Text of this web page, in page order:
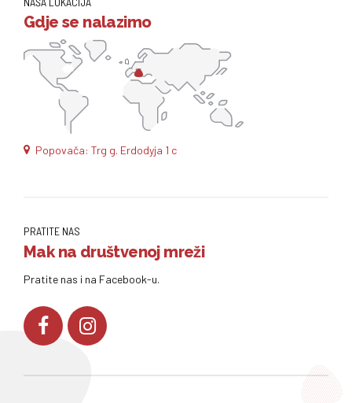
Gdje se nalazimo
Popovača: Trg g. Erdodyja 1 c
PRATITE NAS
Mak na društvenoj mreži
Pratite nas i na Facebook-u.